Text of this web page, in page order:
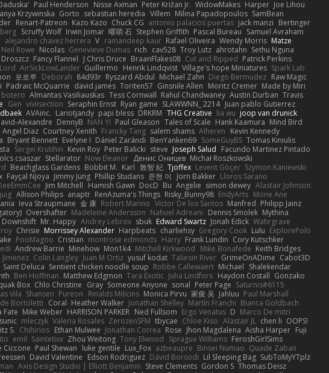
Paul Henderson Nisse Axman Peter Križan Jr. WidowMakes Harper Joe Lihou
Krzywinska Gorto sebastian heredia Villem Milina Papadopoulos SamBean
Renart-Patreon Kazo Kazo Chuck CG antonio palacios puertas jack manzi Bertinger
Scruffy Wolf Irwin Jomar 曜萌 石 Stephen Griffith Pascal Bureau Samuel Avraham
alejandro chavez herrera V ramandeep kaur Rafael Oliveira Wendy Morris Matze
Neil Rowe Nicolas Genevieve Dumas rich cav528 Troy Lutz ahrotahn Sethu Nguna
Fancy Flannel J Chris Druce BraanFlakes08 Cut and Ripped Patrick Perkins
AirSickLowLander Guillermo Henrik Lindqvist Village's hope Miniatures Spark Lab
포로루 Deborah 84d93r Ryszard Abdul Michael Zahn Diego Bermudez Raw Magic
Padraic McQuarrie david james Toriten57 Ginsnile Allen Moritz Cremer Made by Miri
botero Almantas Vasiliauskas Tess Cornwall Rahul Chandwaney Austin Durban Travis
Gen viviisection Seraphin Ernst Ryan game SLAWWNN_ 2214 Juan pablo Gutierrez
AVAinc. Lariotjandy papi bless DRKRM THG Creative lia wu joop van drunick
Alexandre DennyB NAN YI Paul Gleason Tales of Scale Hank Kaamura Mind Bird
Angel Diaz Courtney Xenith Francky Tang salem shams Alheren Kevin Kennedy
Bryant Bennett Evelyne I Dániel Zarándi BenYanken69 SomeGuyBS Tomas Kiniulis
Sergei Krutihin Kevin Roy Peter Balicki steve Joseph Salud Facundo Martinez Pintado
csaszar Stellarator Now Eleanor Денис Оницев Michał Roszkowski
Beachglass Gardens Bobbit M. Karl 敦智 紀 Tjoffex Levent Göçer Szymon Kaniewski
Fayçal Njoya Jimmy Jung Phillip Studans 준현 이 Jorn Bakker Lloros Sarano
Jim Mitchell Hamish Gawn DocD Bu Angelie simon dewey Alastair Johnson
Allison Philips anaptr RenAzuma's Things Risky_Bunny98 EndyArts Mone Ane
Ieva Straupmane 金 康 Robert Marino Victor De los Santos Manfred Philipp Jainz
Overshafter Madeleine Andersson Nahuel Adreani Dennis Smolek Mythina
Mr. Happy Andrey Lebrov sbuk Edward Swartz Jonah Edick Wahrgrave
Chrisie Morrissey Alexander Harpbeats charliehsy Gregory Cook Lulu ExplorePolo
PooMagoo Cristian montrose edmonds Harry Frank Lundin Cory Kutschker
Andrew Barrie Minehow Mon1k4 Mitchell Kirkwood Mike Bonafede Keith Bridges
Jimenez Colin Langley Juan M Ortiz yusuf kodat Taliesin River GrimeOnADime Cabot3D
Saint Deluca Sentient chicken noodle soup Robbe Callewaert Michael Shalekendar
Ben Hoffman Matthew Edgmon Tara Exotic Juha Lindfors Haydon Costall Gonzako
Box Chlo Christine Gray Someone Anyone sonal Peter Page Saturnis#6115
Vila Shansen Pureon Rinalds Miļicins Monica Pirvu 家俊 吴 Jahluu Paul Marshall
Bortoletti Coral Heather Walker Jonathan Shelley Martín Franchi Bianca Goldbach
Fate Mike Weber HARRISON PARKER Ned Fullsom Ergo Venatus D Marco De mitri
mleczyk Valeria Rosales ZerozenSFM tbycae Chloe Kiso Alastair JL chen li OOPS!
S. Chihirios Ethan Mulwee Jonathan Correa Rose Jhon Magdalena Aisha Harper Fuji
emil Saintetixx Zhou Weitong Tony Elwood Sprague Williams FeroshGirlSims
Ciccone Paul Shewan luke gentile Lux_Fox azbeaupre Binsei Numao Quade Zaban
David Valentine Edson Rodriguez Dávid Borsodi Lil Sleeping Bag SubToMyYTplz
Axis Design Studio | Elliott Benjamin Steve Clements Gordon S Thomas Deisz